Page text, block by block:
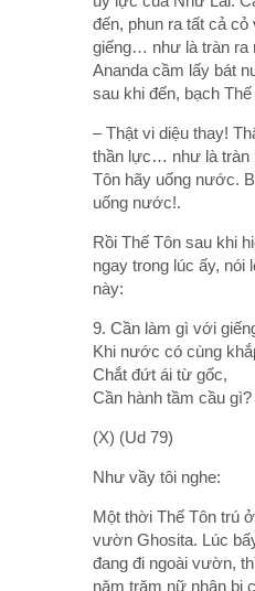
đến, phun ra tất cả cỏ
giếng… như là tràn ra
Ananda cầm lấy bát
sau khi đến, bạch Thế
– Thật vi diệu thay!
thần lực… như là tràn
Tôn hãy uống nước.
uống nước!.
Rồi Thế Tôn sau khi
ngay trong lúc ấy, nói
này:
9. Cần làm gì với
Khi nước có cùng
Chắt đứt ái từ gốc,
Cần hành tầm cầu gì?
(X) (Ud 79)
Như vầy tôi nghe:
Một thời Thế Tôn trú
vườn Ghosita. Lúc
đang đi ngoài vườn,
năm trăm nữ nhân bị